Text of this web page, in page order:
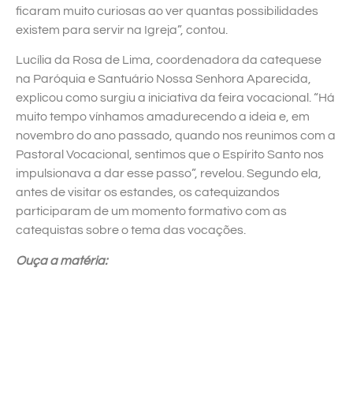
ficaram muito curiosas ao ver quantas possibilidades
existem para servir na Igreja”, contou.
Lucília da Rosa de Lima, coordenadora da catequese
na Paróquia e Santuário Nossa Senhora Aparecida,
explicou como surgiu a iniciativa da feira vocacional. “Há
muito tempo vínhamos amadurecendo a ideia e, em
novembro do ano passado, quando nos reunimos com a
Pastoral Vocacional, sentimos que o Espírito Santo nos
impulsionava a dar esse passo”, revelou. Segundo ela,
antes de visitar os estandes, os catequizandos
participaram de um momento formativo com as
catequistas sobre o tema das vocações.
Ouça a matéria: